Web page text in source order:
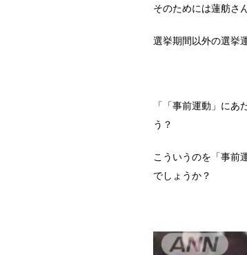
そのためには蓮舫さ
選挙期間以外の選挙
「「事前運動」に
う？
こういうのを「事前
でしょうか？